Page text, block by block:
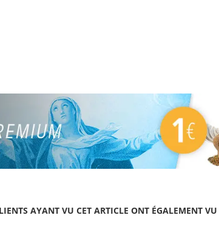
AYANT VU CET ARTICLE ONT ÉGALEMENT VU